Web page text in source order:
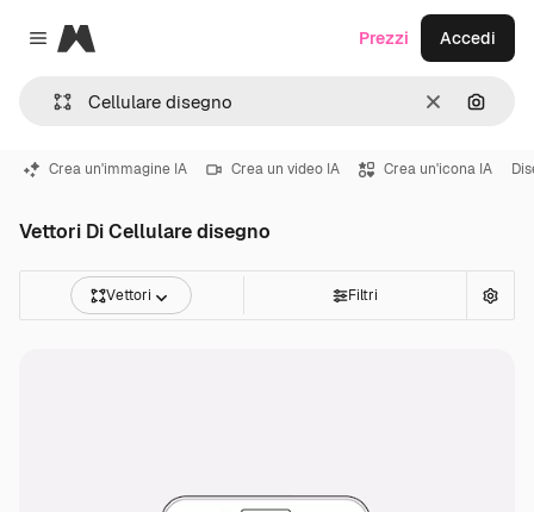
Close menu
Magnific
CancellaCerca
Prezzi Accedi
Crea un'immagine IA Crea un video IA Crea un'icona IA
Vettori Di Cellulare disegno
Vettori Filtri